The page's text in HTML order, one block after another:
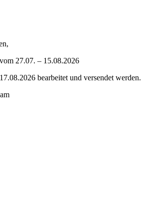
27.07. – 15.08.2026
bearbeitet und versendet werden.